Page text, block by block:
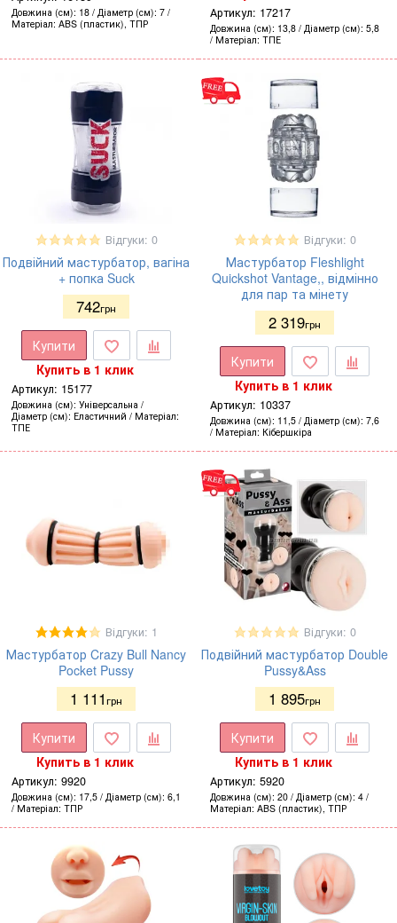
Довжина (см) 18 Діаметр (см) 7
Матеріал ABS (пластик), ТПР
Артикул: 17217
Довжина (см) 13,8 Діаметр (см) 5,8
Матеріал ТПЕ
Відгуки: 0
Подвійний мастурбатор, вагіна
+ попка Suck
742грн
Купити
Купить в 1 клик
Артикул: 15177
Довжина (см) Універсальна
Діаметр (см) Еластичний
Матеріал
ТПЕ
Відгуки: 0
Мастурбатор Fleshlight
Quickshot Vantage,, відмінно
для пар та мінету
2 319грн
Купити
Купить в 1 клик
Артикул: 10337
Довжина (см) 11,5 Діаметр (см) 7,6
Матеріал Кібершкіра
Відгуки: 1
Мастурбатор Crazy Bull Nancy
Pocket Pussy
1 111грн
Купити
Купить в 1 клик
Артикул: 9920
Довжина (см) 17,5 Діаметр (см) 6,1
Матеріал ТПР
Відгуки: 0
Подвійний мастурбатор Double
Pussy&Ass
1 895грн
Купити
Купить в 1 клик
Артикул: 5920
Довжина (см) 20 Діаметр (см) 4
Матеріал ABS (пластик), ТПР